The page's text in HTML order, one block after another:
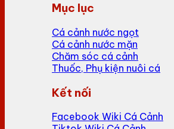
Mục lục
Cá cảnh nước ngọt
Cá cảnh nước mặn
Chăm sóc cá cảnh
Thuốc, Phụ kiện nuôi cá
Kết nối
Facebook Wiki Cá Cảnh